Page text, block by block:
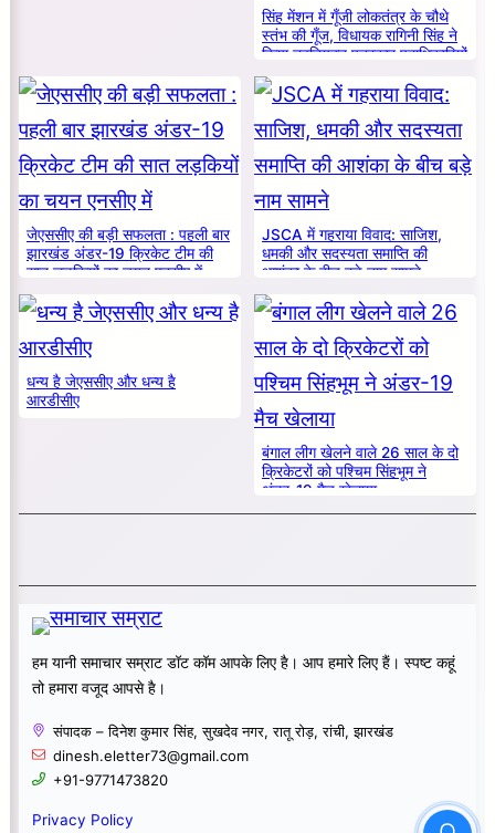
सिंह मेंशन में गूँजी लोकतंत्र के चौथे
स्तंभ की गूँज, विधायक रागिनी सिंह ने
किया नवनियुक्त पत्रकार पदाधिकारियों
का सम्मान
जेएससीए की बड़ी सफलता : पहली बार
झारखंड अंडर-19 क्रिकेट टीम की
सात लड़कियों का चयन एनसीए में
JSCA में गहराया विवाद: साजिश,
धमकी और सदस्यता समाप्ति की
आशंका के बीच बड़े नाम सामने
धन्य है जेएससीए और धन्य है
आरडीसीए
बंगाल लीग खेलने वाले 26 साल के दो
क्रिकेटरों को पश्चिम सिंहभूम ने
अंडर-19 मैच खेलाया
हम यानी समाचार सम्राट डॉट कॉम आपके लिए है। आप हमारे लिए हैं। स्पष्ट कहूं
तो हमारा वजूद आपसे है।
संपादक – दिनेश कुमार सिंह, सुखदेव नगर, रातू रोड़, रांची, झारखंड
dinesh.eletter73@gmail.com
+91-9771473820
Privacy Policy